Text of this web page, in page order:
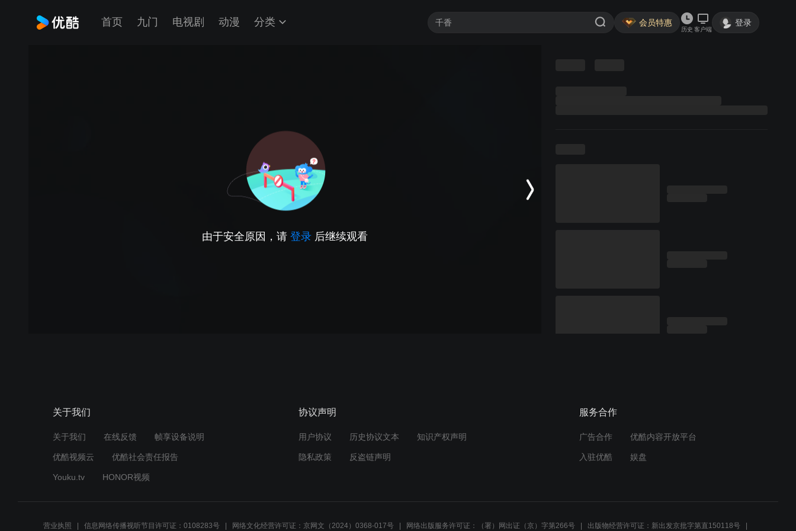
首页 九门 电视剧 动漫 分类 会员特惠
历史 客户端
登录
由于安全原因，请 登录 后继续观看
关于我们
关于我们 在线反馈 帧享设备说明
优酷视频云 优酷社会责任报告
Youku.tv HONOR视频
协议声明
用户协议 历史协议文本 知识产权声明
隐私政策 反盗链声明
服务合作
广告合作 优酷内容开放平台
入驻优酷 娱盘
营业执照 信息网络传播视听节目许可证：0108283号 网络文化经营许可证：京网文（2024）0368-017号 网络出版服务许可证：（署）网出证（京）字第266号 出版物经营许可证：新出发京批字第直150118号